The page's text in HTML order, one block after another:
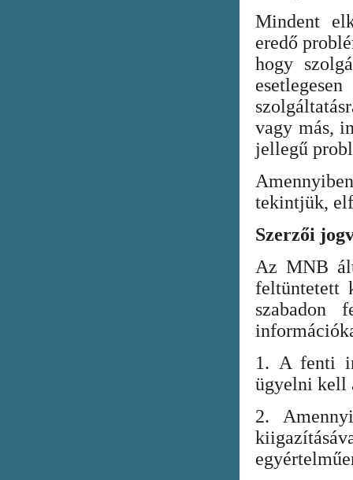
Mindent
eredő
hogy
vagy más,
jellegű
tekintjük,
Szerzői
Az MNB
feltüntetett
szabadon
1. A fenti
ügyelni kell
2.